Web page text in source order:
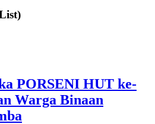
PORSENI HUT ke-
Warga Binaan